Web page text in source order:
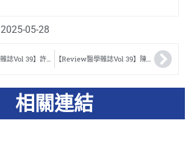
2025-05-28
【Review醫學雜誌Vol 39】許粹剛醫師 專訪 【Review醫學雜誌Vol 39】陳達慶醫師 專訪
相關連結